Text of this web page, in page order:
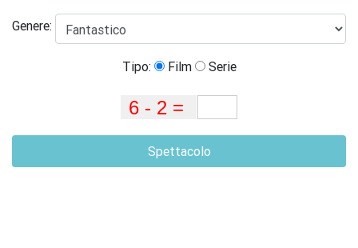
Genere:
Tipo: Film Serie
Spettacolo